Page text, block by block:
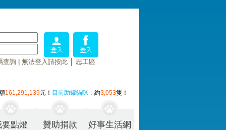
查詢| 無法登入請按此│ 志工區
161,291,139元！ 目前助罐貓咪： 約3,053隻！
要點燈 贊助捐款 好事生活網